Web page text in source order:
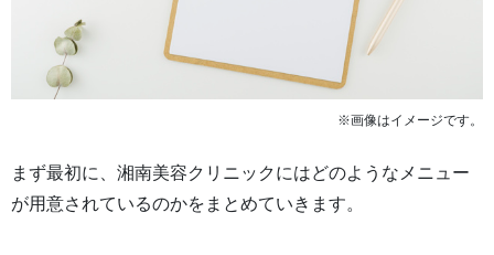
※画像はイメージです。
まず最初に、湘南美容クリニックにはどのようなメニュー
が用意されているのかをまとめていきます。